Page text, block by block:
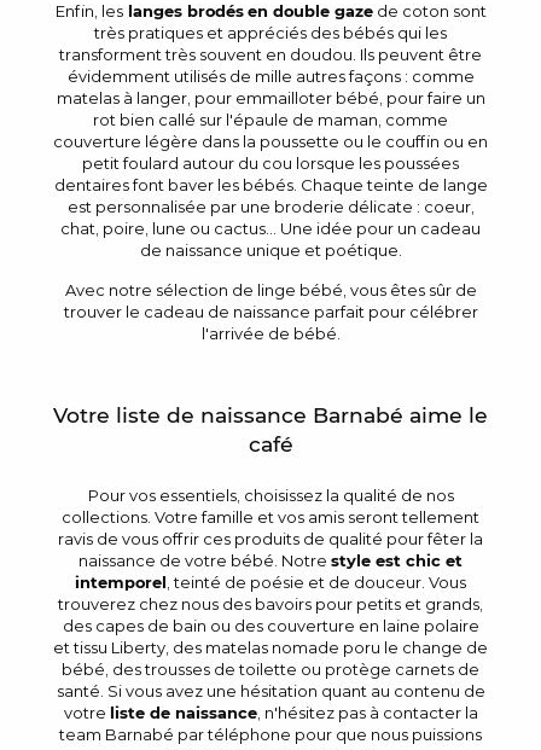
Enfin, leslanges brodés en double gazede coton sont
très pratiques et appréciés des bébés qui les
transforment très souvent en doudou. Ils peuvent être
évidemment utilisés de mille autres façons : comme
matelas à langer, pour emmailloter bébé, pour faire un
rot bien callé sur l'épaule de maman, comme
couverture légère dans la poussette ou le couffin ou en
petit foulard autour du cou lorsque les poussées
dentaires font baver les bébés. Chaque teinte de lange
est personnalisée par une broderie délicate : coeur,
chat, poire, lune ou cactus... Une idée pour un cadeau
de naissance unique et poétique.
Avec notre sélection de linge bébé, vous êtes sûr de
trouver le cadeau de naissance parfait pour célébrer
l'arrivée de bébé.
Votre liste de naissance Barnabé aime le
café
Pour vos essentiels, choisissez la qualité de nos
collections. Votre famille et vos amis seront tellement
ravis de vous offrir ces produits de qualité pour fêter la
naissance de votre bébé. Notre style est chic et
intemporel, teinté de poésie et de douceur. Vous
trouverez chez nous des bavoirs pour petits et grands,
des capes de bain ou des couverture en laine polaire
et tissu Liberty, des matelas nomade poru le change de
bébé, des trousses de toilette ou protège carnets de
santé. Si vous avez une hésitation quant au contenu de
votre liste de naissance, n'hésitez pas à contacter la
team Barnabé par téléphone pour que nous puissions